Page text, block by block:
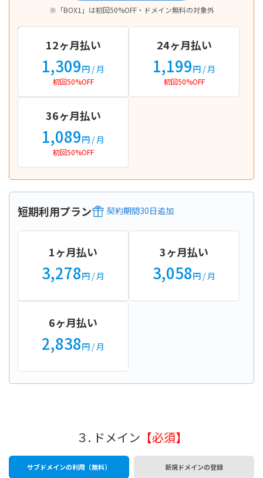
※「BOX1」は初回50%OFF・ドメイン無料の対象外
12ヶ月払い
1,309円 / 月
初回50%OFF
24ヶ月払い
1,199円 / 月
初回50%OFF
36ヶ月払い
1,089円 / 月
初回50%OFF
短期利用プラン 契約期間30日追加
1ヶ月払い
3,278円 / 月
3ヶ月払い
3,058円 / 月
6ヶ月払い
2,838円 / 月
３. ドメイン 【必須】
サブドメインの利用（無料） 新規ドメインの登録